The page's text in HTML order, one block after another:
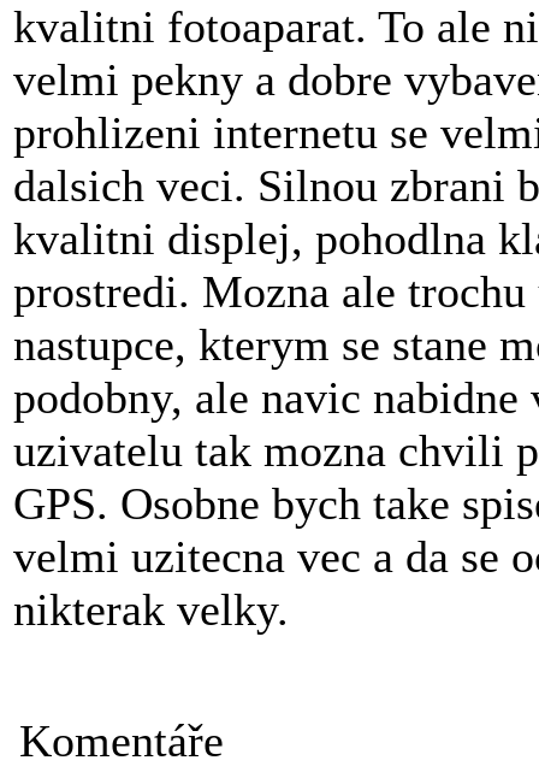
kvalitni fotoaparat. To ale
velmi pekny a dobre
prohlizeni internetu se
dalsich veci. Silnou zbrani
kvalitni displej, pohodlna
prostredi. Mozna ale
nastupce, kterym se stane
podobny, ale navic nabidne
uzivatelu tak mozna chvili
GPS. Osobne bych take
velmi uzitecna vec a da se
nikterak velky.
Komentáře